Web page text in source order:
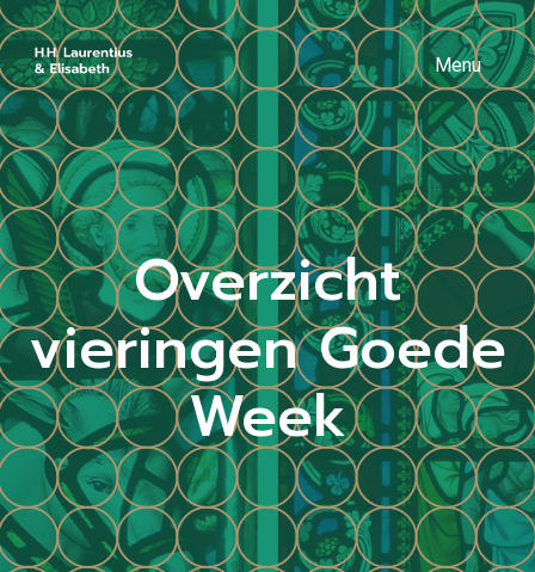
Menu
Overzicht
vieringen Goede
Week